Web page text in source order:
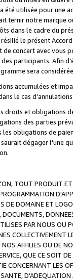
utilisée pour une
ternir notre marque
dans le cadre du
le présent
concert avec vous
participants. Afin
sera
accumulées et
le cas
droits et obligations
des parties
obligations de
dégager l'une
TOUT PRODUIT
DE DOMAINE ET
PAR NOUS OU
COLLECTIVEMENT
AFFILIES OU DE
QUE CE SOIT
CONCERNANT LES